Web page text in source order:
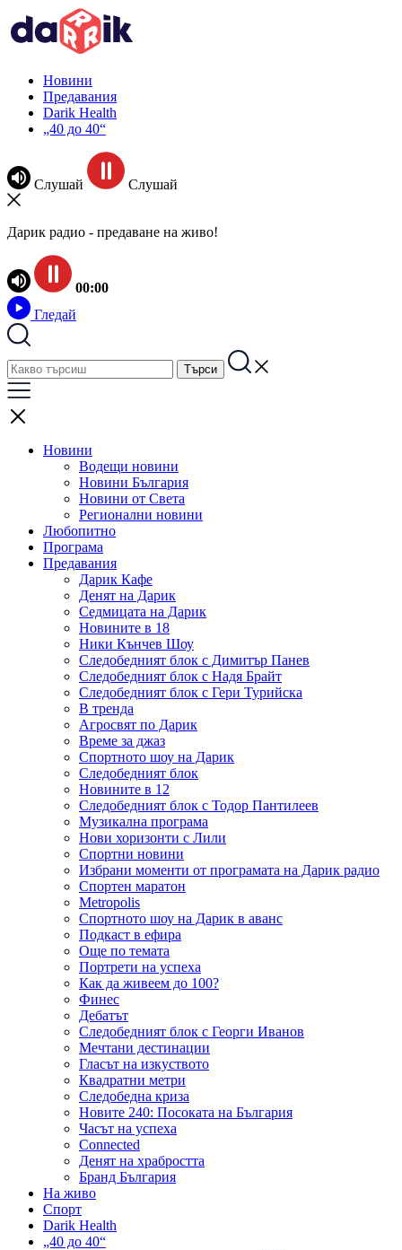
Новини
Предавания
Darik Health
„40 до 40“
Слушай Слушай
Дарик радио - предаване на живо!
00:00
Гледай
Новини
Водещи новини
Новини България
Новини от Света
Регионални новини
Любопитно
Програма
Предавания
Дарик Кафе
Денят на Дарик
Седмицата на Дарик
Новините в 18
Ники Кънчев Шоу
Следобедният блок с Димитър Панев
Следобедният блок с Надя Брайт
Следобедният блок с Гери Турийска
В тренда
Агросвят по Дарик
Време за джаз
Спортното шоу на Дарик
Следобедният блок
Новините в 12
Следобедният блок с Тодор Пантилеев
Музикална програма
Нови хоризонти с Лили
Спортни новини
Избрани моменти от програмата на Дарик радио
Спортен маратон
Metropolis
Спортното шоу на Дарик в аванс
Подкаст в ефира
Още по темата
Портрети на успеха
Как да живеем до 100?
Финес
Дебатът
Следобедният блок с Георги Иванов
Мечтани дестинации
Гласът на изкуството
Квадратни метри
Следобедна криза
Новите 240: Посоката на България
Часът на успеха
Connected
Денят на храбростта
Бранд България
На живо
Спорт
Darik Health
„40 до 40“